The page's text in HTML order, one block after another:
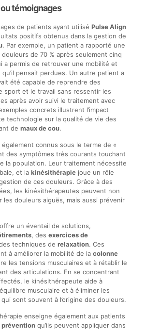
témoignages
de patients ayant utilisé Pulse Align
positifs obtenus dans la gestion de
. Par exemple, un patient a rapporté une
de 70 % après seulement cinq
a permis de retrouver une mobilité et
pensait perdues. Un autre patient a
été capable de reprendre des
sport et le travail sans ressentir les
après avoir suivi le traitement avec
concrets illustrent l’impact
technologie sur la qualité de vie des
de maux de cou.
également connus sous le terme de «
des symptômes très courants touchant
la population. Leur traitement nécessite
et la kinésithérapiejoue un rôle
de ces douleurs. Grâce à des
les kinésithérapeutes peuvent non
les douleurs aiguës, mais aussi prévenir
un éventail de solutions,
, des exercices de
techniques de relaxation. Ces
à améliorer la mobilité de la colonne
les tensions musculaires et à rétablir le
des articulations. En se concentrant
le kinésithérapeute aide à
musculaire et à éliminer les
sont souvent à l’origine des douleurs.
enseigne également aux patients
préventionqu’ils peuvent appliquer dans